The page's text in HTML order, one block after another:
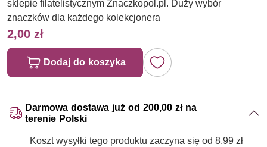
sklepie filatelistycznym Znaczkopol.pl. Duży wybór
znaczków dla każdego kolekcjonera
2,00 zł
Dodaj do koszyka
Darmowa dostawa już od 200,00 zł na
terenie Polski
Koszt wysyłki tego produktu zaczyna się od 8,99 zł